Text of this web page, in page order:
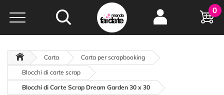
Hobby e
creatività...
oltre 15 anni online
0
Carta
Carta per scrapbooking
Blocchi di carte scrap
Blocchi di Carte Scrap Dream Garden 30 x 30